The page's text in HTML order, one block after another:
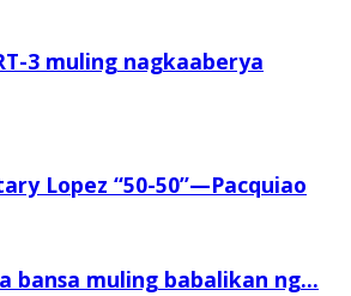
3 muling nagkaaberya
Lopez “50-50”—Pacquiao
bansa muling babalikan ng...